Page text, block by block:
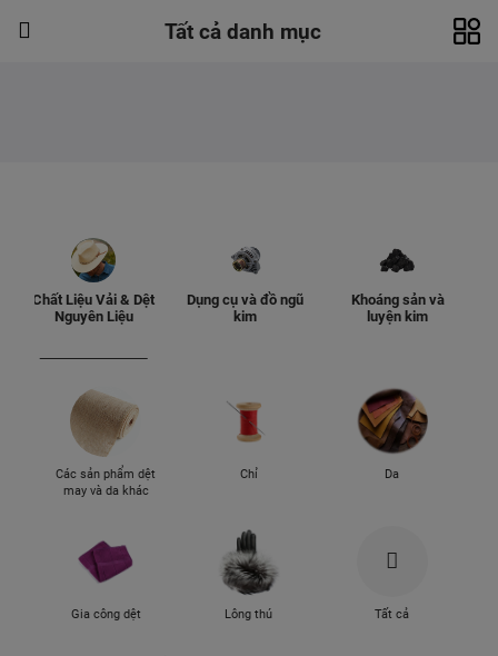
Tất cả danh mục
Chất Liệu Vải & Dệt
Nguyên Liệu
Dụng cụ và đồ ngũ
kim
Khoáng sản và
luyện kim
Các sản phẩm dệt
may và da khác
Chỉ Da
Gia công dệt Lông thú Tất cả